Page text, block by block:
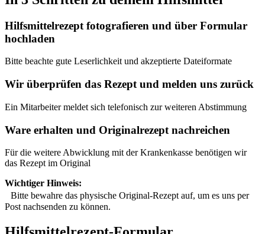
Hilfsmittelrezept fotografieren und über Formular
hochladen
Bitte beachte gute Leserlichkeit und akzeptierte Dateiformate
Wir überprüfen das Rezept und melden uns zurück
Ein Mitarbeiter meldet sich telefonisch zur weiteren Abstimmung
Ware erhalten und Originalrezept nachreichen
Für die weitere Abwicklung mit der Krankenkasse benötigen wir
das Rezept im Original
Wichtiger Hinweis:
Bitte bewahre das physische Original-Rezept auf, um es uns per
Post nachsenden zu können.